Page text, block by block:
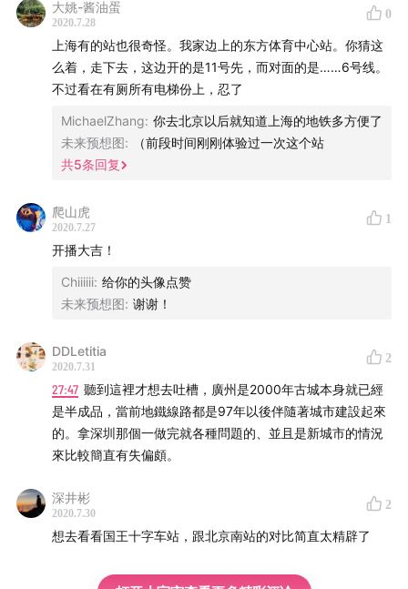
大姚-酱油蛋
2020.7.28
0
上海有的站也很奇怪。我家边上的东方体育中心站。你猜这
么着，走下去，这边开的是11号先，而对面的是……6号线。
不过看在有厕所有电梯份上，忍了
MichaelZhang: 你去北京以后就知道上海的地铁多方便了
未来预想图:
（前段时间刚刚体验过一次这个站
共5条回复
爬山虎
2020.7.27
1
开播大吉！
Chiiiiii: 给你的头像点赞
未来预想图: 谢谢！
DDLetitia
2020.7.31
2
27:47 聽到這裡才想去吐槽，廣州是2000年古城本身就已經
是半成品，當前地鐵線路都是97年以後伴隨著城市建設起來
的。拿深圳那個一做完就各種問題的、並且是新城市的情況
來比較簡直有失偏頗。
深井彬
2020.7.30
2
想去看看国王十字车站，跟北京南站的对比简直太精辟了